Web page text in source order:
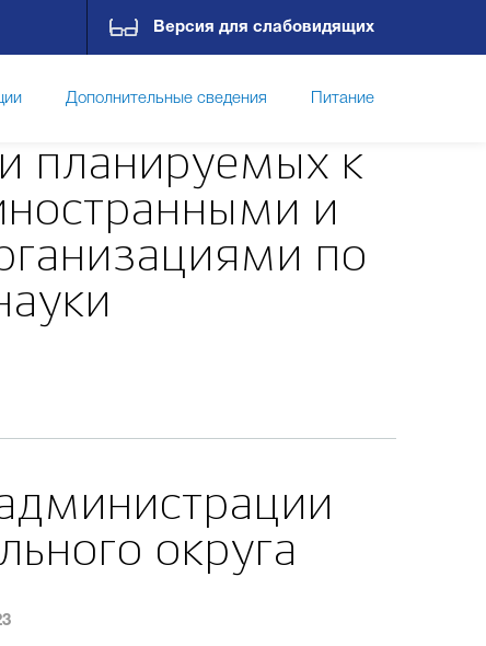
планируемых к
и
по
округа
Версия для слабовидящих
Дополнительные сведения Питание
Новости